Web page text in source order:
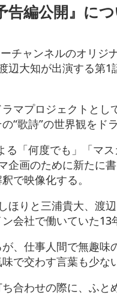
告編公開』
チャンネルのオリジ
辺大知が出演する第
マプロジェクトとし
“歌詩”の世界観をド
る「何度でも」「マ
企画のために新たに
で映像化する。
ほりと三浦貴大、渡
会社で働いていた13
、仕事人間で無趣味
で交わす言葉も少な
合わせの際に、ふと